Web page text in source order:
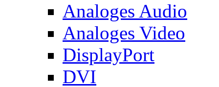
Analoges Audio
Analoges Video
DisplayPort
DVI